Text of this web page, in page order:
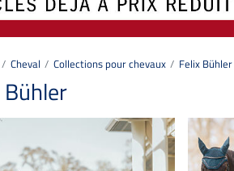
Cheval Collections pour chevaux Felix Bühler
Bühler